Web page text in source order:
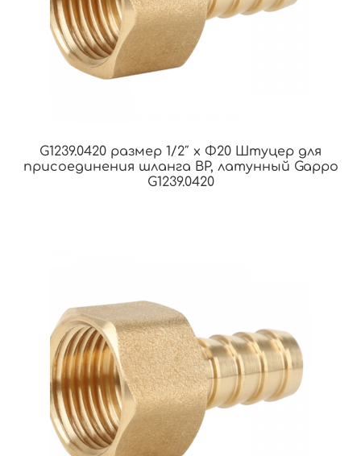
G1239.0420 размер 1/2″ x Φ20 Штуцер для
присоединения шланга ВР, латунный Gappo
G1239.0420